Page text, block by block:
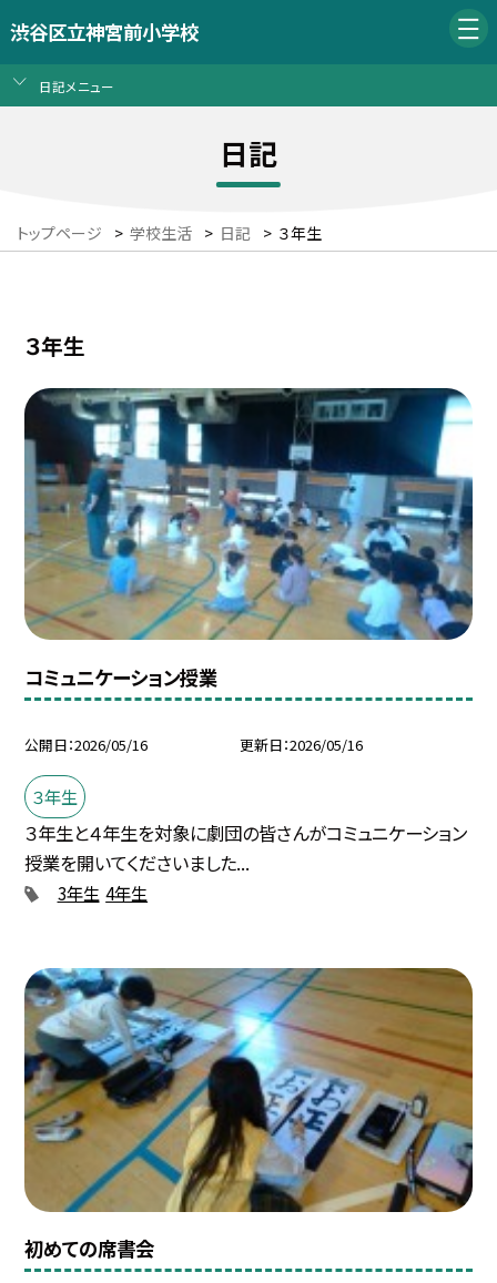
渋谷区立神宮前小学校
日記メニュー
日記
トップページ > 学校生活 > 日記 > ３年生
３年生
コミュニケーション授業
公開日 2026/05/16 更新日 2026/05/16
３年生
３年生と４年生を対象に劇団の皆さんがコミュニケーション
授業を開いてくださいました...
3年生 4年生
初めての席書会